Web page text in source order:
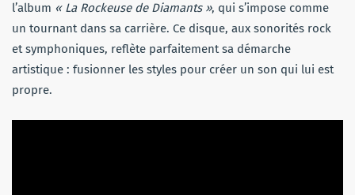
l’album « La Rockeuse de Diamants », qui s’impose comme
un tournant dans sa carrière. Ce disque, aux sonorités rock
et symphoniques, reflète parfaitement sa démarche
artistique : fusionner les styles pour créer un son qui lui est
propre.